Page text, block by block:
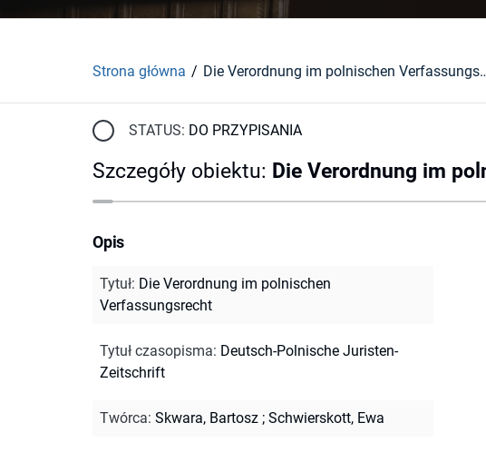
Strona główna Die Verordnung
STATUS: DO PRZYPISANIA
Szczegóły obiektu: Die Verordnung im
Opis
Tytuł: Die Verordnung im polnischen
Verfassungsrecht
Tytuł czasopisma: Deutsch-Polnische Juristen-
Zeitschrift
Twórca: Skwara, Bartosz ; Schwierskott, Ewa